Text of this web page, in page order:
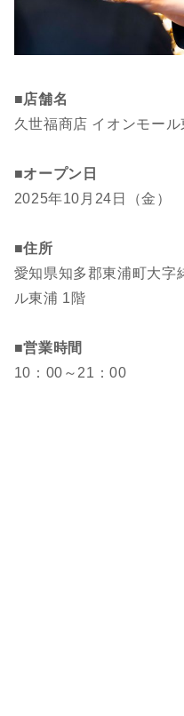
■店舗名
久世福商店 イオンモー
■オープン日
2025年10月24日（金）
■住所
愛知県知多郡東浦町大
ル東浦 1階
■営業時間
10：00～21：00